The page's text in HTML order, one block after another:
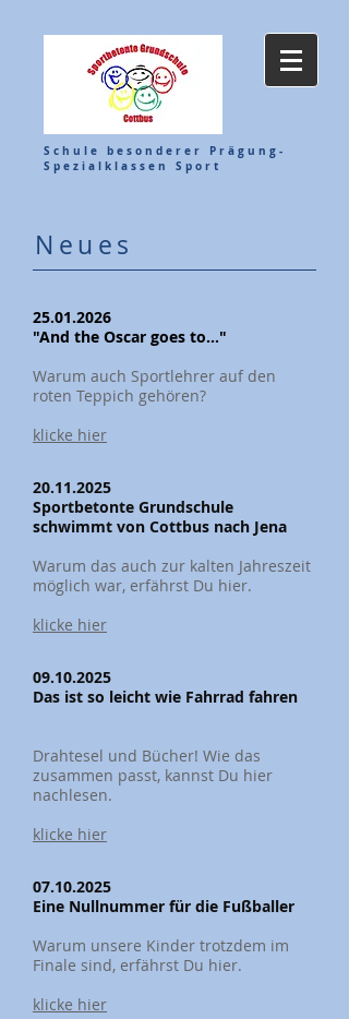
Schule besonderer Prägung-
Spezialklassen Sport
Neues
25.01.2026
"And the Oscar goes to..."
Warum auch Sportlehrer auf den
roten Teppich gehören?
klicke hier
20.11.2025
Sportbetonte Grundschule
schwimmt von Cottbus nach Jena
Warum das auch zur kalten Jahreszeit
möglich war, erfährst Du hier.
klicke hier
09.10.2025
Das ist so leicht wie Fahrrad fahren
Drahtesel und Bücher! Wie das
zusammen passt, kannst Du hier
nachlesen.
klicke hier
07.10.2025
Eine Nullnummer für die Fußballer
Warum unsere Kinder trotzdem im
Finale sind, erfährst Du hier.
klicke hier